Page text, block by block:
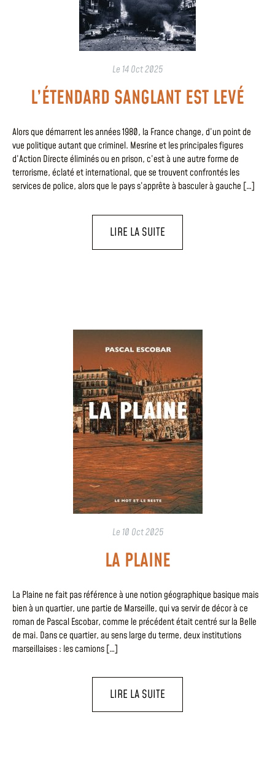
Le 14 Oct 2025
L’ÉTENDARD SANGLANT EST LEVÉ
Alors que démarrent les années 1980, la France change, d’un point de
vue politique autant que criminel. Mesrine et les principales figures
d’Action Directe éliminés ou en prison, c’est à une autre forme de
terrorisme, éclaté et international, que se trouvent confrontés les
services de police, alors que le pays s’apprête à basculer à gauche […]
LIRE LA SUITE
Le 10 Oct 2025
LA PLAINE
La Plaine ne fait pas référence à une notion géographique basique mais
bien à un quartier, une partie de Marseille, qui va servir de décor à ce
roman de Pascal Escobar, comme le précédent était centré sur la Belle
de mai. Dans ce quartier, au sens large du terme, deux institutions
marseillaises : les camions […]
LIRE LA SUITE